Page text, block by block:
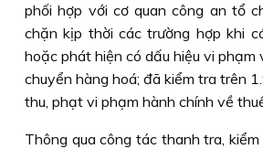
phối hợp với cơ quan công an tổ
chặn kịp thời các trường hợp khi
hoặc phát hiện có dấu hiệu vi phạm
chuyển hàng hoá; đã kiểm tra trên
thu, phạt vi phạm hành chính về
Thông qua công tác thanh tra,